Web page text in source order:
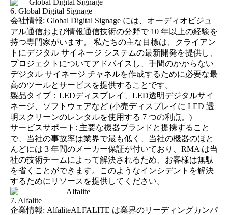
6. Global Digital Signage
会社情報: Global Digital Signage には、オーディオビジュ
アル通信および情報通信技術の分野で 10 年以上の経験を
持つ専門家がいます。 私たちの主な目標は、クライアン
トにデジタル サイネージ システムの最新開発を提供し、
プロジェクトについてアドバイスし、手間のかからない
デジタル サイネージ チャネルを作成するために必要な最
高のツールとサービスを提供することです。
製品タイプ：LEDディスプレイ、LED透明デジタルサイ
ネージ、ソフトウェアなど (小売ディスプレイに LED 透
明スクリーンのレンタルを使用する 7 つの利点。 )
サービスサポート: 主要な機器ブランドと提携すること
で、当社の事故率は業界で最も低く、当社の機器のほと
んどには 3 年間のメーカー保証が付いており、RMA は当
社の技術チームによって解決されるため、お客様は無駄
を省くことができます。このようなインシデントを解決
するためにリソースを提供してください。
7. Alfalite
企業情報: AlfaliteALFALITE は業界のリーディングカンパ